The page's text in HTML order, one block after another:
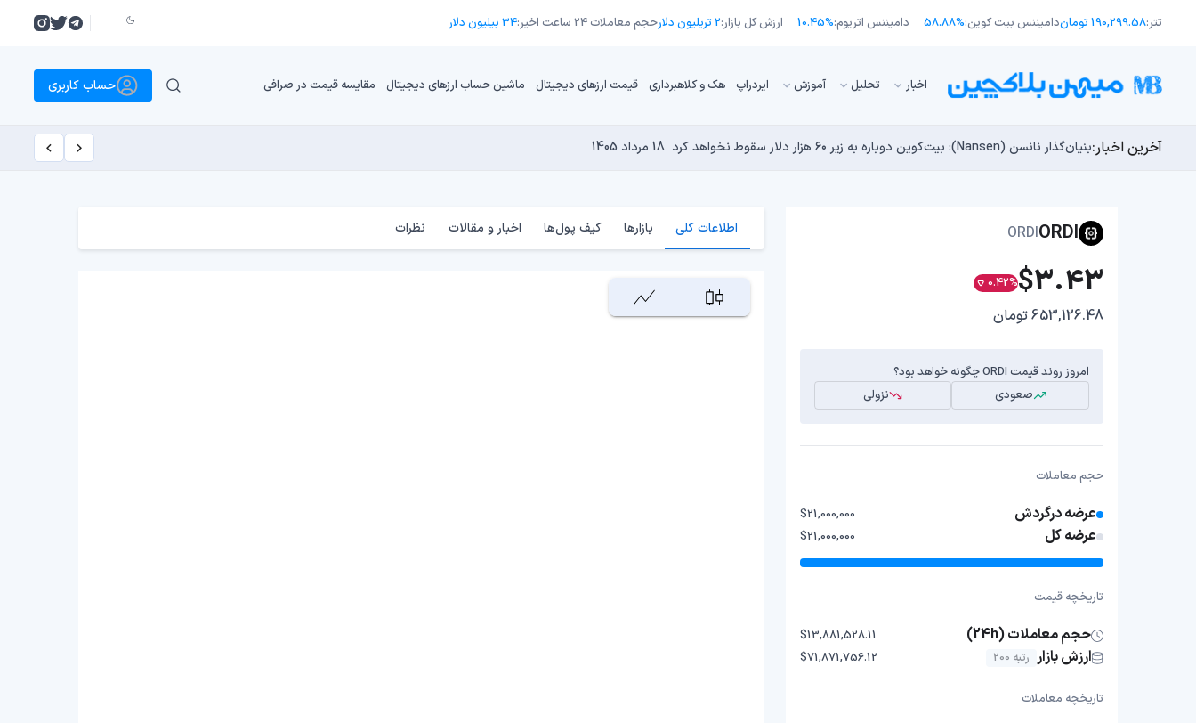
تتر:190,299.58 تومان دامیننس بیت کوین:58.88% دامیننس اتریوم:10.45% ارزش کل بازار:2 تریلیون دلار حجم معاملات 24 ساعت اخیر: 34 بیلیون دلار
اﺧﺒﺎر تحلیل آموزش ایردراپ هک و کلاهبرداری قیمت ارزهای دیجیتال ماشین حساب ارزهای دیجیتال مقایسه قیمت در صرافی حساب کاربری
آخرین اخبار:بنیان‌گذار نانسن (Nansen): بیت‌کوین دوباره به زیر ۶۰ هزار دلار سقوط نخواهد کرد 18 مرداد 1405 بلاکچین بیت کوین به دلیل فورک «BIP-110» رسما دو شاخه شد! 18 مرداد 1405
راه‌های حفظ ارزش پول؛ چگونه قدرت خرید خود را در برابر تورم حفظ کنیم؟ 17 مرداد 1405 طرح جدید EIP-8363: آیا کاهش پاداش استیکینگ به ضرر اتریوم تمام می‌شود؟ 17 مرداد 1405
چرا هوش مصنوعی اکنون در کوتاه‌مدت تهدیدی فوری‌تر از کامپیوترهای کوانتومی برای بیت‌کوین است؟
ORDI
ORDI
$3.43
0.42%
653,126.48 تومان
امروز روند قیمت ORDI چگونه خواهد بود؟
صعودی
نزولی
حجم معاملات
عرضه درگردش $21,000,000
عرضه کل $21,000,000
تاریخچه قیمت
حجم معاملات (24h) $13,881,528.11
ارزش بازار رتبه 200 $71,871,756.12
تاریخچه معاملات
اطلاعات کلی بازارها کیف پول‌ها اخبار و مقالات نظرات